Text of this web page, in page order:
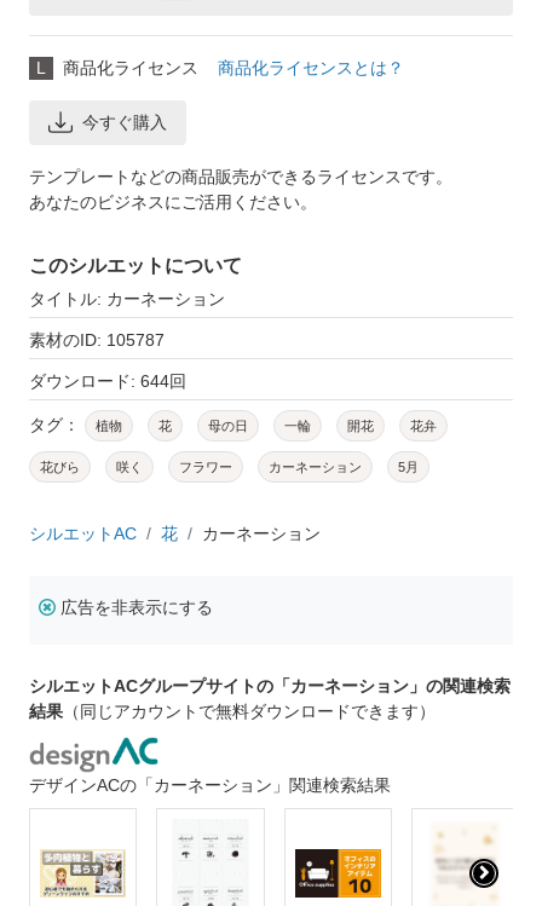
L 商品化ライセンス 商品化ライセンスとは？
今すぐ購入
テンプレートなどの商品販売ができるライセンスです。
あなたのビジネスにご活用ください。
このシルエットについて
タイトル: カーネーション
素材のID: 105787
ダウンロード: 644回
タグ： 植物 花 母の日 一輪 開花 花弁
花びら 咲く フラワー カーネーション 5月
シルエットAC 花 カーネーション
広告を非表示にする
シルエットACグループサイトの「カーネーション」の関連検索
結果 （同じアカウントで無料ダウンロードできます）
デザインACの「カーネーション」関連検索結果